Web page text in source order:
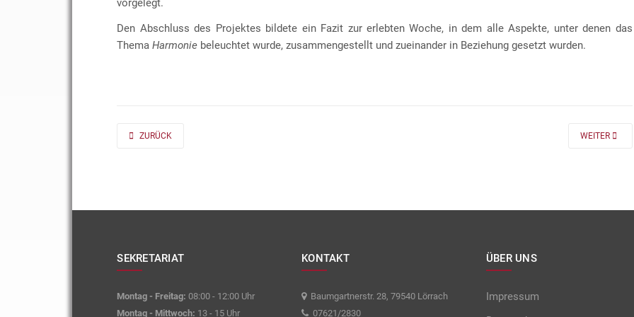
Den Abschluss des Projektes bildete ein Fazit zur erlebten Woche, in dem alle Aspekte, unter denen das
ThemaHarmonie beleuchtet wurde, zusammengestellt und zueinander in Beziehung gesetzt wurden.
PREVIOUS ARTICLE: AD FONTES 2019/20 „MASS“ FÜR DIE KLASSEN 7 UND 8
ZURÜCK NEXT
WEITER
SEKRETARIAT
Montag - Freitag: 08:00 - 12:00 Uhr
Montag - Mittwoch: 13 - 15 Uhr
KONTAKT
Baumgartnerstr. 28, 79540 Lörrach
07621/2830
ÜBER UNS
Impressum